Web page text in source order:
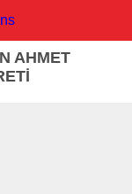
AHMET